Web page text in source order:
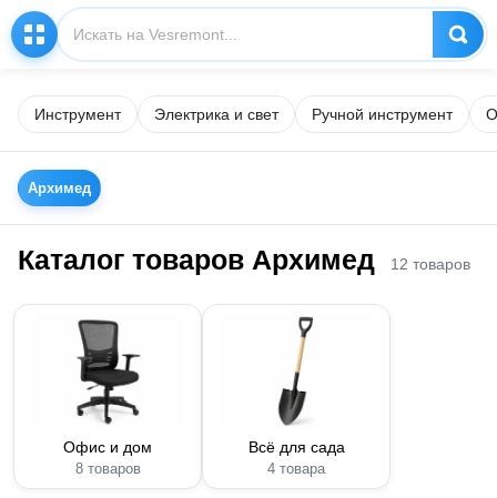
Инструмент Электрика и свет Ручной инструмент
Архимед
Каталог товаров Архимед 12 товаров
Офис и дом
8 товаров
Всё для сада
4 товара